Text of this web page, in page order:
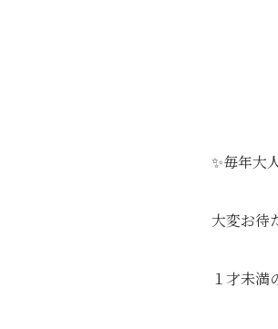
✨毎年大
大変お待
１才未満